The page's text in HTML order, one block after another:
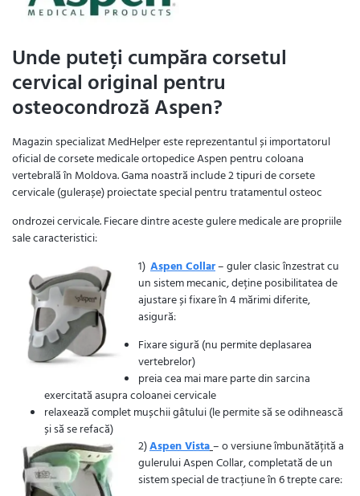
Unde puteți cumpăra corsetul
cervical original pentru
osteocondroză Aspen?
Magazin specializat MedHelper este reprezentantul și importatorul
oficial de corsete medicale ortopedice Aspen pentru coloana
vertebrală în Moldova. Gama noastră include 2 tipuri de corsete
cervicale (gulerașe) proiectate special pentru tratamentul osteoc
ondrozei cervicale. Fiecare dintre aceste gulere medicale are propriile
sale caracteristici:
1) Aspen Collar– guler clasic înzestrat cu
un sistem mecanic, deține posibilitatea de
ajustare și fixare în 4 mărimi diferite,
asigură:
Fixare sigură (nu permite deplasarea
vertebrelor)
preia cea mai mare parte din sarcina
exercitată asupra coloanei cervicale
relaxează complet mușchii gâtului (le permite să se odihnească
și să se refacă)
2)Aspen Vista– o versiune îmbunătățită a
gulerului Aspen Collar, completată de un
sistem special de tracțiune în 6 trepte care: